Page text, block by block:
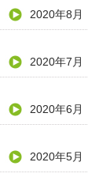
2020年8月
2020年7月
2020年6月
2020年5月